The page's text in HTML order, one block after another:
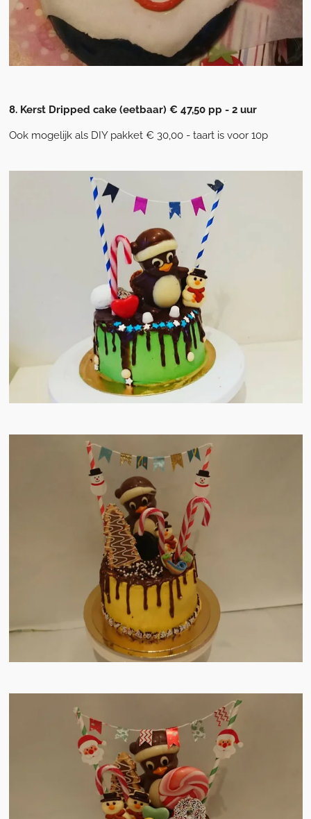
8. Kerst Dripped cake (eetbaar) € 47,50 pp - 2 uur
Ook mogelijk als DIY pakket € 30,00 - taart is voor 10p